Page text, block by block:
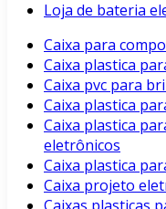
Loja de bateria
Caixa para
Caixa plastica
Caixa pvc para
Caixa plastica
Caixa plastica
eletrônicos
Caixa plastica
Caixa projeto